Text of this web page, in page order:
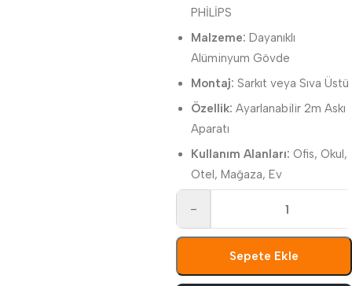
PHİLİPS
Malzeme: Dayanıklı
Alüminyum Gövde
Montaj: Sarkıt veya Sıva Üstü
Özellik: Ayarlanabilir 2m Askı
Aparatı
Kullanım Alanları: Ofis, Okul,
Otel, Mağaza, Ev
-
Sepete Ekle